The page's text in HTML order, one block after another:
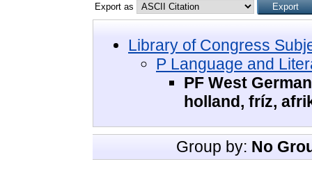
Export as
Library of Congress
P Language and
PF West
holland, fríz,
Group by: No